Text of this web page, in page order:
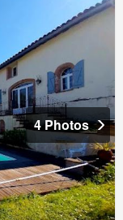
4 Photos